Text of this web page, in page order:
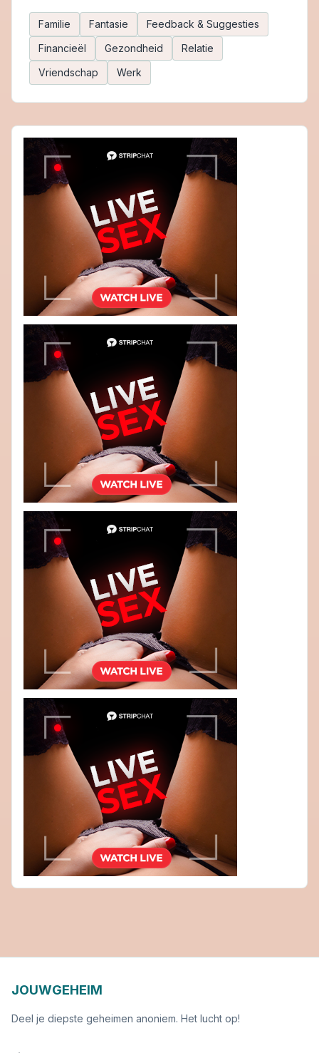
Familie Fantasie
Feedback & Suggesties
Financieël
Gezondheid
Relatie
Vriendschap
Werk
JOUWGEHEIM
Deel je diepste geheimen anoniem. Het lucht op!